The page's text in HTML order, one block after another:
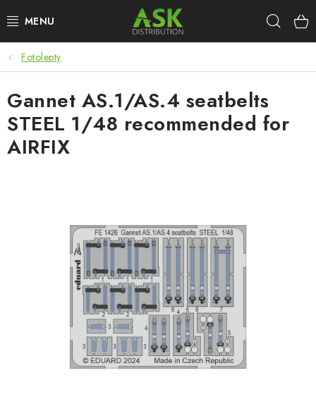
na
WARHAMMER
ASK PRODUKTY
NOVINKY
BARVY A POMŮCKY
SKY RIDERS COFFEE
PRODÁVANÉ ZNAČKY
Fotolepty
Gannet AS.1/AS.4 seatbelts
STEEL 1/48 recommended for
AIRFIX